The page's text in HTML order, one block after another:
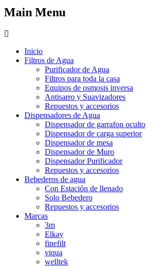
Main Menu
Inicio
Filtros de Agua
Purificador de Agua
Filtros para toda la casa
Equipos de osmosis inversa
Antisarro y Suavizadores
Repuestos y accesorios
Dispensadores de Agua
Dispensador de garrafon oculto
Dispensador de carga superior
Dispensador de mesa
Dispensador de Muro
Dispensador Purificador
Repuestos y accesorios
Bebederos de agua
Con Estación de llenado
Solo Bebedero
Repuestos y accesorios
Marcas
3m
Elkay
finefilt
viqua
welltek